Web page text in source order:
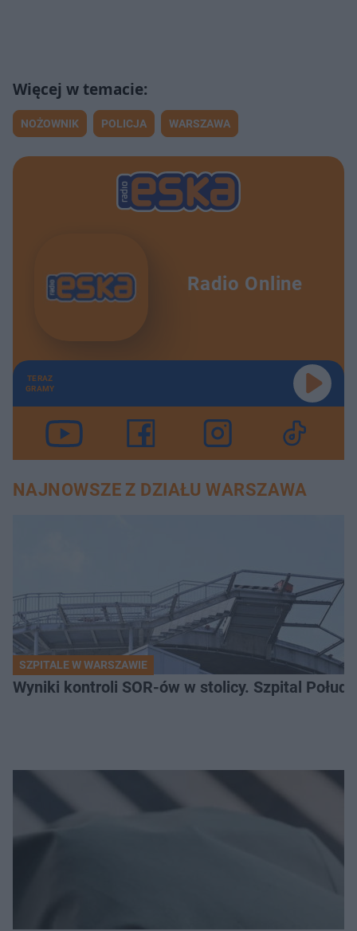
NOŻOWNIK POLICJA WARSZAWA
Radio Online
TERAZ
GRAMY
NAJNOWSZE Z DZIAŁU WARSZAWA
SZPITALE W WARSZAWIE
Wyniki kontroli SOR-ów w stolicy. Szpital